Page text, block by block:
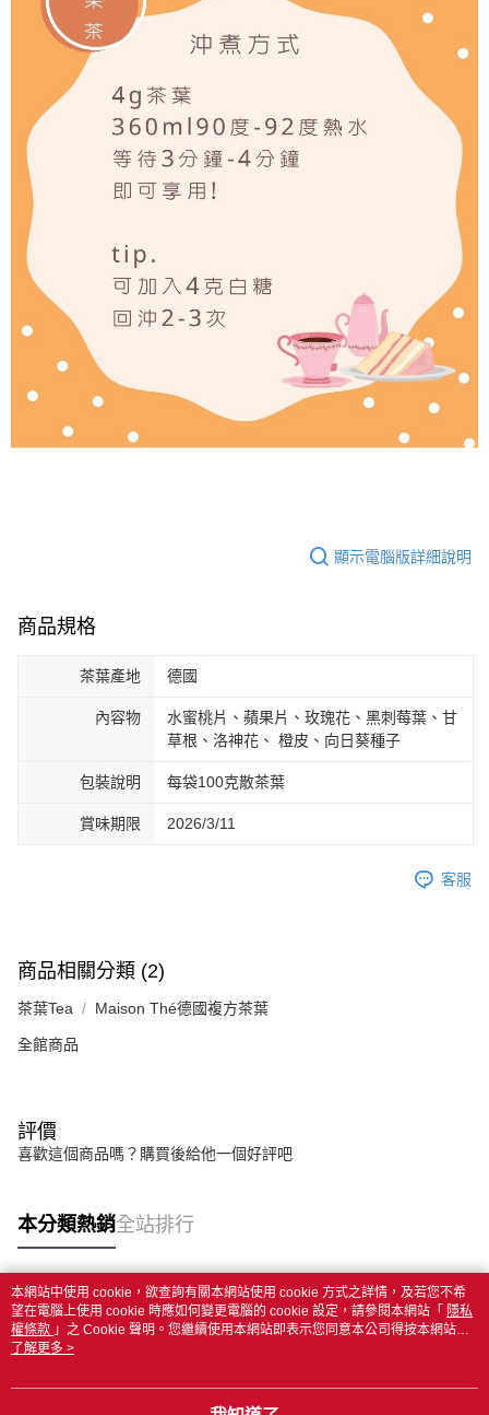
顯示電腦版詳細說明
商品規格
茶葉產地 德國
內容物
水蜜桃片、蘋果片、玫瑰花、黑刺莓葉、甘
草根、洛神花、 橙皮、向日葵種子
包裝說明 每袋100克散茶葉
賞味期限 2026/3/11
客服
商品相關分類 (2)
茶葉Tea Maison Thé德國複方茶葉
全館商品
評價
喜歡這個商品嗎？購買後給他一個好評吧
本分類熱銷全站排行
熱門標籤
本網站中使用 cookie，欲查詢有關本網站使用 cookie 方式之詳情，及若您不希
望在電腦上使用 cookie 時應如何變更電腦的 cookie 設定，請參閱本網站「 隱私
權條款 」之 Cookie 聲明。您繼續使用本網站即表示您同意本公司得按本網站使
用條款之 Cookie 聲明使用 cookie。
了解更多 >